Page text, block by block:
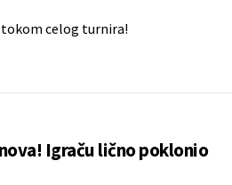
celog turnira!
Igraču lično poklonio